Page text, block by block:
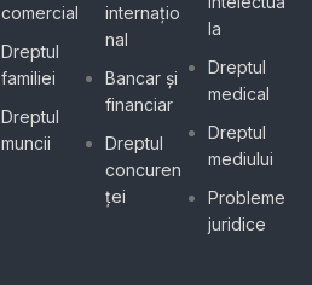
comercial
Dreptul
familiei
Dreptul
muncii
internațio
nal
Bancar și
financiar
Dreptul
concuren
ței
la
Dreptul
medical
Dreptul
mediului
Probleme
juridice